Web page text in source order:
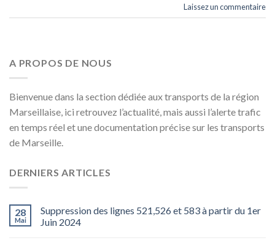
Laissez un commentaire
A PROPOS DE NOUS
Bienvenue dans la section dédiée aux transports de la région
Marseillaise, ici retrouvez l’actualité, mais aussi l’alerte trafic
en temps réel et une documentation précise sur les transports
de Marseille.
DERNIERS ARTICLES
28
Mai
Suppression des lignes 521,526 et 583 à partir du 1er
Juin 2024